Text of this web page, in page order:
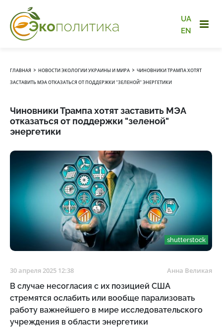
UA
EN
ГЛАВНАЯ › НОВОСТИ ЭКОЛОГИИ УКРАИНЫ И МИРА › ЧИНОВНИКИ ТРАМПА ХОТЯТ
ЗАСТАВИТЬ МЭА ОТКАЗАТЬСЯ ОТ ПОДДЕРЖКИ "ЗЕЛЕНОЙ" ЭНЕРГЕТИКИ
Чиновники Трампа хотят заставить МЭА
отказаться от поддержки "зеленой"
энергетики
shutterstock
30 апреля 2025 12:38 Анна Великая
В случае несогласия с их позицией США
стремятся ослабить или вообще парализовать
работу важнейшего в мире исследовательского
учреждения в области энергетики